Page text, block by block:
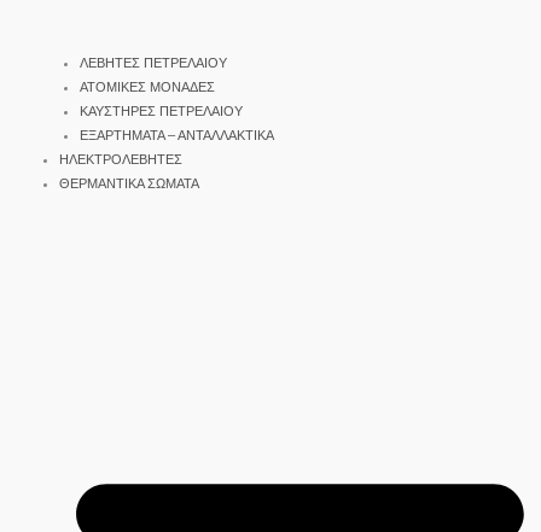
ΛΕΒΗΤΕΣ ΠΕΤΡΕΛΑΙΟΥ
ΑΤΟΜΙΚΕΣ ΜΟΝΑΔΕΣ
ΚΑΥΣΤΗΡΕΣ ΠΕΤΡΕΛΑΙΟΥ
ΕΞΑΡΤΗΜΑΤΑ – ΑΝΤΑΛΛΑΚΤΙΚΑ
ΗΛΕΚΤΡΟΛΕΒΗΤΕΣ
ΘΕΡΜΑΝΤΙΚΑ ΣΩΜΑΤΑ